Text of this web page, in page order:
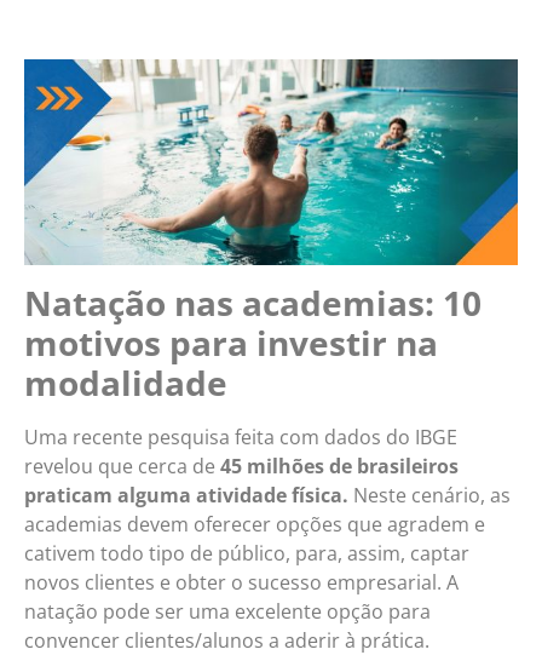
Natação nas academias: 10
motivos para investir na
modalidade
Uma recente pesquisa feita com dados do IBGE
revelou que cerca de 45 milhões de brasileiros
praticam alguma atividade física. Neste cenário, as
academias devem oferecer opções que agradem e
cativem todo tipo de público, para, assim, captar
novos clientes e obter o sucesso empresarial. A
natação pode ser uma excelente opção para
convencer clientes/alunos a aderir à prática.